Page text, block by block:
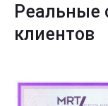
Реальные
клиентов